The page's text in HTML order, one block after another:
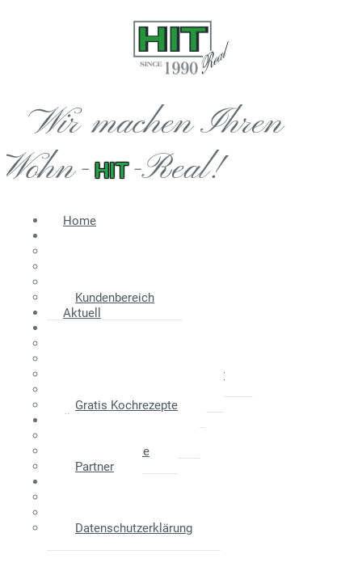
Wir machen Ihren
Wohn- HIT-Real!
Home
Kundenbereich
Aktuell
Maklerprovision - Verkäufer
Gratis Kochrezepte
Unser Service
Partner
Datenschutzerklärung